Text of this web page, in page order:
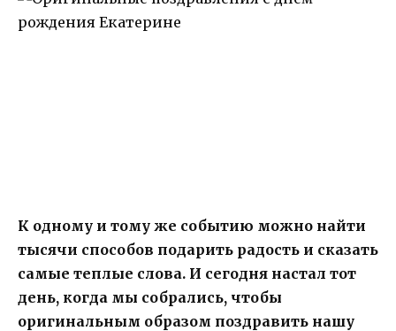
К одному и тому же событию можно найти
тысячи способов подарить радость и сказать
самые теплые слова. И сегодня настал тот
день, когда мы собрались, чтобы
оригинальным образом поздравить нашу